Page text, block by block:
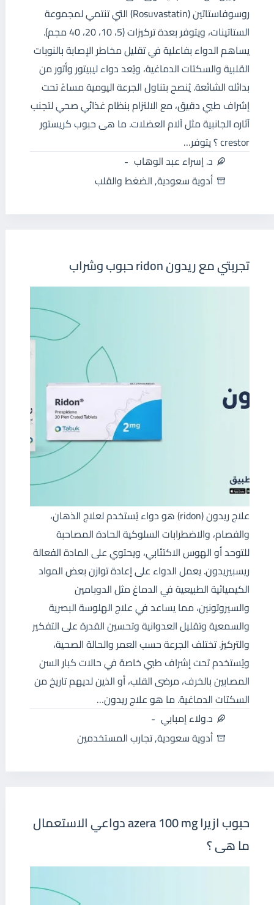
روسوفاستاتين (Rosuvastatin) التي تنتمي لمجموعة
الستاتينات، ويتوفر بعدة تركيزات (5، 10، 20، 40 مجم).
يساهم الدواء بفاعلية في تقليل مخاطر الإصابة بالنوبات
القلبية والسكتات الدماغية، ويُعد دواء ليبيتور وأتور من
بدائله الشائعة. يُنصح بتناول الجرعة اليومية مساءً تحت
إشراف طبي دقيق، مع الالتزام بنظام غذائي صحي لتجنب
آثاره الجانبية مثل آلام العضلات. ما هى حبوب كريستور
crestor ؟ يتوفر…
د. إسراء عبد الوهاب
أدوية سعودية,الضغط والقلب
تجربتي مع ريدون ridon حبوب وشراب
علاج ريدون (ridon) هو دواء يُستخدم لعلاج الذهان،
والفصام، والاضطرابات السلوكية الحادة المصاحبة
للتوحد أو الهوس الاكتئابي، ويحتوي على المادة الفعالة
ريسبيريدون. يعمل الدواء على إعادة توازن بعض المواد
الكيميائية الطبيعية في الدماغ مثل الدوبامين
والسيروتونين، مما يساعد في علاج الهلوسة البصرية
والسمعية وتقليل العدوانية وتحسين القدرة على التفكير
والتركيز. تختلف الجرعة حسب العمر والحالة الصحية،
ويُستخدم تحت إشراف طبي خاصة في حالات كبار السن
المصابين بالخرف، مرضى القلب، أو الذين لديهم تاريخ من
السكتات الدماغية. ما هو علاج ريدون…
د.ولاء إمبابي
أدوية سعودية,تجارب المستخدمين
حبوب ازيرا azera 100 mg دواعي الاستعمال
ما هى ؟